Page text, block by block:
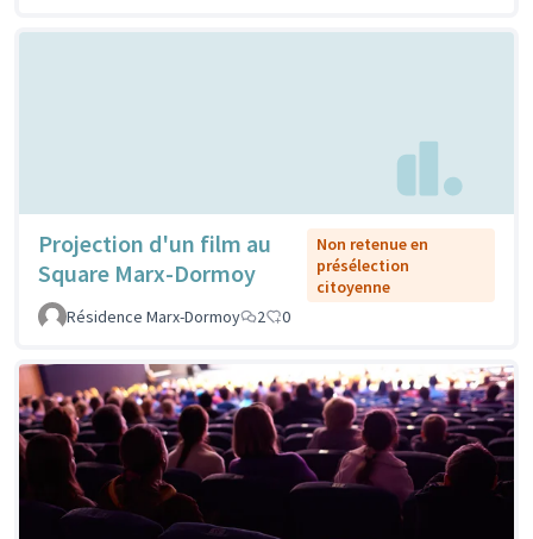
Projection d'un film au
Square Marx-Dormoy
Non retenue en
présélection
citoyenne
Résidence Marx-Dormoy
2 0